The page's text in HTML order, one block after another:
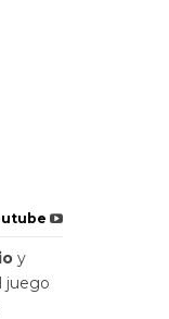
y
juego